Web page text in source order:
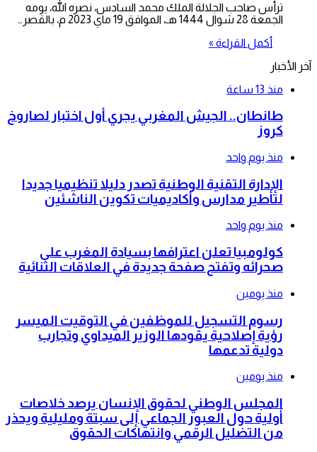
ترأس صاحب الجلالة الملك محمد السادس، نصره الله، يومه
الجمعة 28 شوال 1444 هـ، الموافق 19 ماي 2023 م، بالقصر…
أكمل القراءة »
آخر الأخبار
منذ 13 ساعة
طانطان.. الجيش المغربي يجري أول اختبار لصاروخ
كروز
منذ يوم واحد
الإدارة التقنية الوطنية تصدر دليلا تنظيميا جديدا
لتأطير مدارس وأكاديميات تكوين الناشئين
منذ يوم واحد
كولومبيا تعلن اعترافها بسيادة المغرب على
صحرائه وتفتح صفحة جديدة في العلاقات الثنائية
منذ يومين
رسوم التسجيل للموظفين في التوقيت الميسر
رؤية إصلاحية يقودها الوزير الميداوي وتجارب
دولية تدعمها
منذ يومين
المجلس الوطني لحقوق الإنسان يرصد خلاصات
أولية حول العبور الجماعي إلى سبتة ومليلية ويحذر
من التضليل الرقمي وانتهاكات الحقوق